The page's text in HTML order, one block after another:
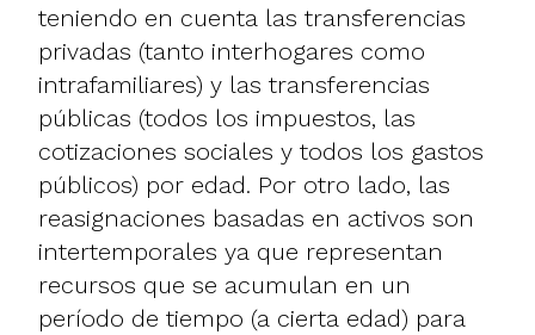
teniendo en cuenta las transferencias
privadas (tanto interhogares como
intrafamiliares) y las transferencias
públicas (todos los impuestos, las
cotizaciones sociales y todos los gastos
públicos) por edad. Por otro lado, las
reasignaciones basadas en activos son
intertemporales ya que representan
recursos que se acumulan en un
período de tiempo (a cierta edad) para